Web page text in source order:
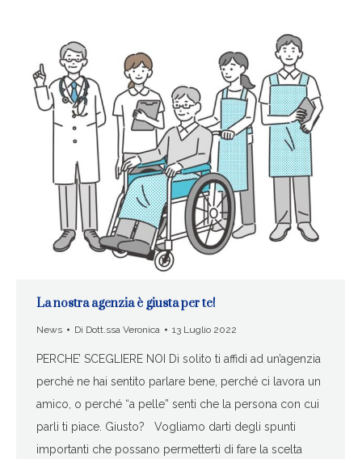
La nostra agenzia è giusta per te!
News Di Dott.ssa Veronica 13 Luglio 2022
PERCHE’ SCEGLIERE NOI Di solito ti affidi ad un’agenzia
perché ne hai sentito parlare bene, perché ci lavora un
amico, o perché “a pelle” senti che la persona con cui
parli ti piace. Giusto? Vogliamo darti degli spunti
importanti che possano permetterti di fare la scelta